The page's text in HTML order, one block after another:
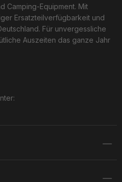
Camping-Equipment. Mit
Ersatzteilverfügbarkeit und
Für unvergessliche
Auszeiten das ganze Jahr